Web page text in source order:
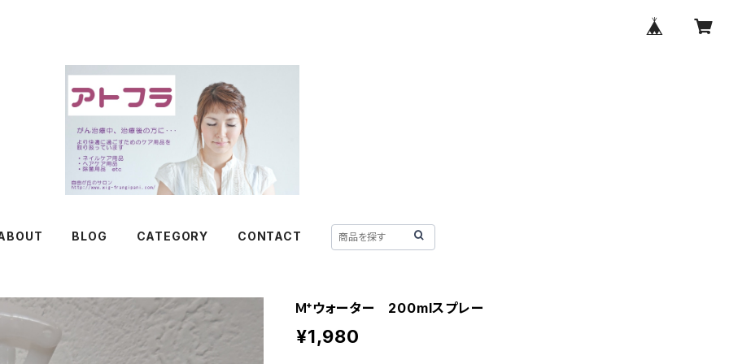
BLOG CATEGORY CONTACT
Ｍ⁺ウォーター 200mlスプレー
¥1,980